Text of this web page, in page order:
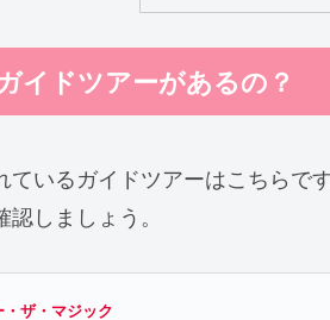
イドツアーがあるの？
ているガイドツアーはこちらで
認しましょう。
ザ・マジック